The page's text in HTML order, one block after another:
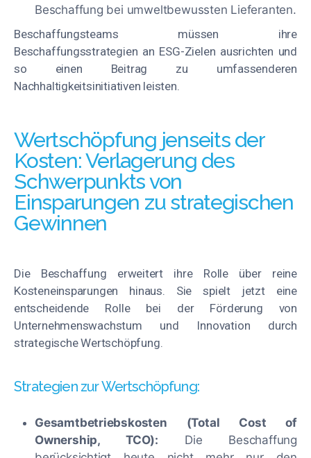
Beschaffung bei umweltbewussten Lieferanten.
Beschaffungsteams müssen ihre
Beschaffungsstrategien an ESG-Zielen ausrichten und
so einen Beitrag zu umfassenderen
Nachhaltigkeitsinitiativen leisten.
Wertschöpfung jenseits der
Kosten: Verlagerung des
Schwerpunkts von
Einsparungen zu strategischen
Gewinnen
Die Beschaffung erweitert ihre Rolle über reine
Kosteneinsparungen hinaus. Sie spielt jetzt eine
entscheidende Rolle bei der Förderung von
Unternehmenswachstum und Innovation durch
strategische Wertschöpfung.
Strategien zur Wertschöpfung:
Gesamtbetriebskosten (Total Cost of
Ownership, TCO): Die Beschaffung